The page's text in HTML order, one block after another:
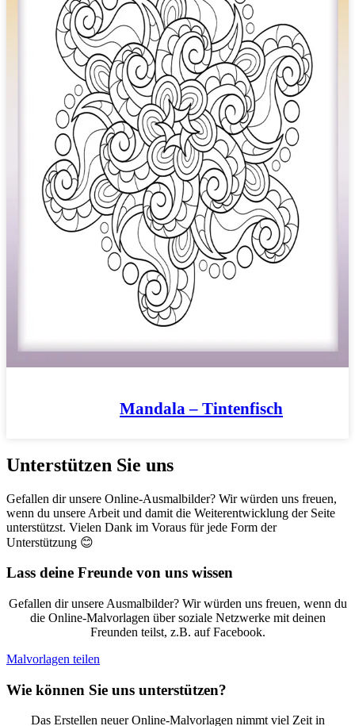
Mandala – Tintenfisch
Unterstützen Sie uns
Gefallen dir unsere Online-Ausmalbilder? Wir würden uns freuen,
wenn du unsere Arbeit und damit die Weiterentwicklung der Seite
unterstützst. Vielen Dank im Voraus für jede Form der
Unterstützung 😊
Lass deine Freunde von uns wissen
Gefallen dir unsere Ausmalbilder? Wir würden uns freuen, wenn du
die Online-Malvorlagen über soziale Netzwerke mit deinen
Freunden teilst, z.B. auf Facebook.
Malvorlagen teilen
Wie können Sie uns unterstützen?
Das Erstellen neuer Online-Malvorlagen nimmt viel Zeit in